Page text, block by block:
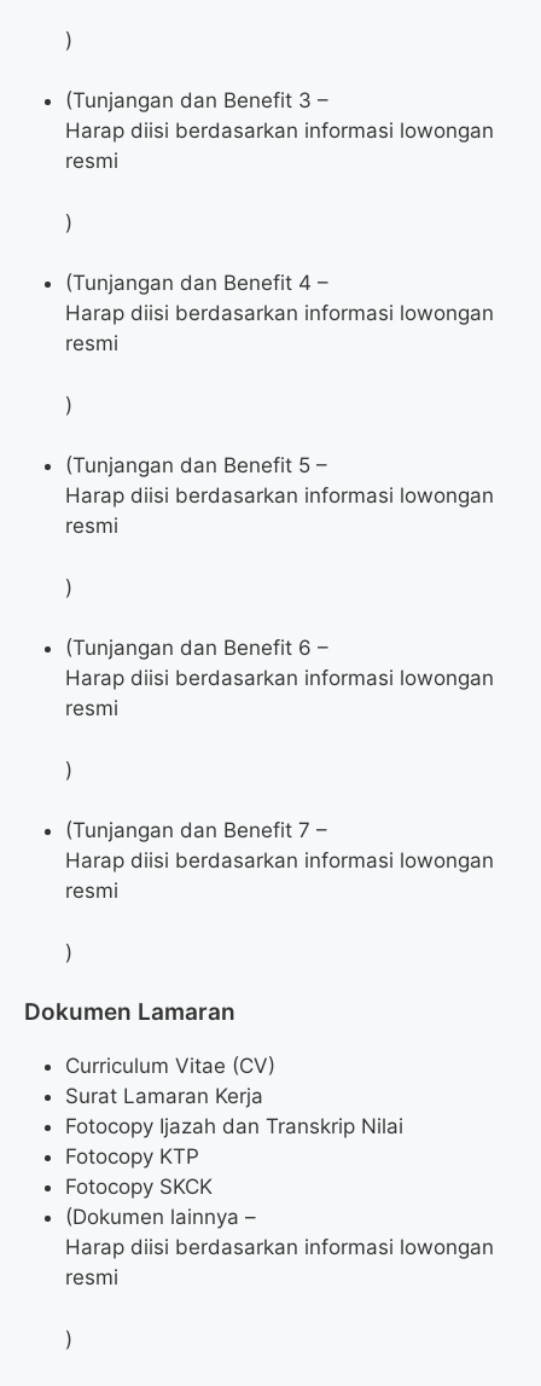
)
(Tunjangan dan Benefit 3 –
Harap diisi berdasarkan informasi lowongan
resmi
)
(Tunjangan dan Benefit 4 –
Harap diisi berdasarkan informasi lowongan
resmi
)
(Tunjangan dan Benefit 5 –
Harap diisi berdasarkan informasi lowongan
resmi
)
(Tunjangan dan Benefit 6 –
Harap diisi berdasarkan informasi lowongan
resmi
)
(Tunjangan dan Benefit 7 –
Harap diisi berdasarkan informasi lowongan
resmi
)
Dokumen Lamaran
Curriculum Vitae (CV)
Surat Lamaran Kerja
Fotocopy Ijazah dan Transkrip Nilai
Fotocopy KTP
Fotocopy SKCK
(Dokumen lainnya –
Harap diisi berdasarkan informasi lowongan
resmi
)